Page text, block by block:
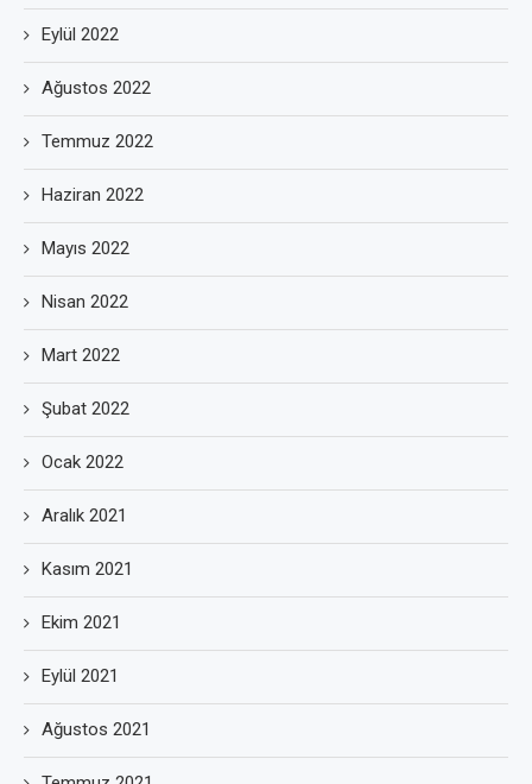
Eylül 2022
Ağustos 2022
Temmuz 2022
Haziran 2022
Mayıs 2022
Nisan 2022
Mart 2022
Şubat 2022
Ocak 2022
Aralık 2021
Kasım 2021
Ekim 2021
Eylül 2021
Ağustos 2021